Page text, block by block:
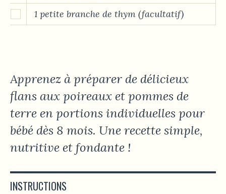
1 petite branche de thym (facultatif)
Apprenez à préparer de délicieux
flans aux poireaux et pommes de
terre en portions individuelles pour
bébé dès 8 mois. Une recette simple,
nutritive et fondante !
INSTRUCTIONS